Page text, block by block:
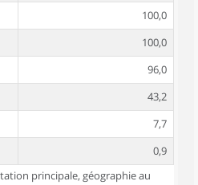
100,0
100,0
96,0
43,2
7,7
0,9
principale, géographie au